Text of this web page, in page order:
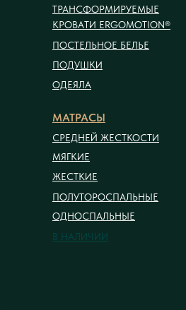
МАТРАСЫ
СРЕДНЕЙ ЖЕСТКОСТИ
МЯГКИЕ
ЖЕСТКИЕ
ПОЛУТОРОСПАЛЬНЫЕ
В НАЛИЧИИ
ОДНОСПАЛЬНЫЕ
ТРАНСФОРМИРУЕМЫЕ
КРОВАТИ ERGOMOTION®
ПОСТЕЛЬНОЕ БЕЛЬЕ
ПОДУШКИ
ОДЕЯЛА